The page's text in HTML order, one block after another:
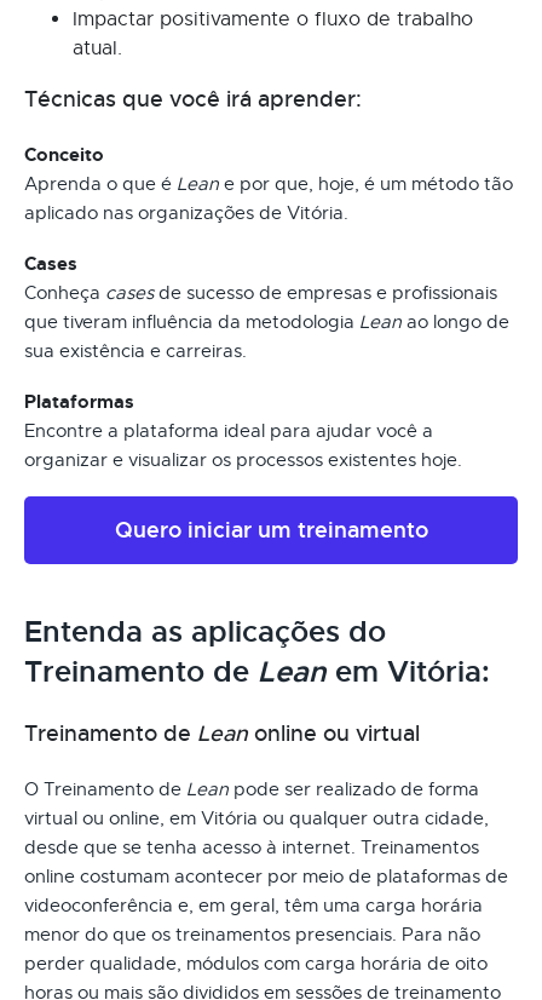
Impactar positivamente o fluxo de trabalho
atual.
Técnicas que você irá aprender:
Conceito
Aprenda o que é Lean e por que, hoje, é um método tão
aplicado nas organizações de Vitória.
Cases
Conheça casesde sucesso de empresas e profissionais
que tiveram influência da metodologia Lean ao longo de
sua existência e carreiras.
Plataformas
Encontre a plataforma ideal para ajudar você a
organizar e visualizar os processos existentes hoje.
Quero iniciar um treinamento
Entenda as aplicações do
Treinamento de Leanem Vitória:
Treinamento de Lean online ou virtual
O Treinamento de Lean pode ser realizado de forma
virtual ou online, em Vitória ou qualquer outra cidade,
desde que se tenha acesso à internet. Treinamentos
online costumam acontecer por meio de plataformas de
videoconferência e, em geral, têm uma carga horária
menor do que os treinamentos presenciais. Para não
perder qualidade, módulos com carga horária de oito
horas ou mais são divididos em sessões de treinamento